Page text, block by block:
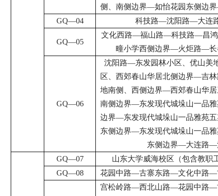
侧、南侧边界—如怡花园东侧边界
GQ—04 科技路—沈阳路—大连
GQ—05
文化西路—福山路—科技路—昌
疃小学西侧边界—火炬路—
GQ—06
沈阳路—东发园林小区、优山美
区、西郊春山华居北侧边界—吉
地南侧、西侧边界—西郊春山华
南侧边界—东发现代城垛山一品
边界—东发现代城垛山一品雅苑
东侧边界—东发现代城垛山一品
东侧边界—大连路—
GQ—07
山东大学威海校区（包含教职
GQ—08 花园中路—古寨东路—文化中路—
宫松岭路—西北山路—花园中路—